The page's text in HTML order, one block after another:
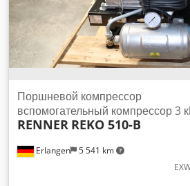
Erlangen 5 541 km
Поршневой компрессор
вспомогательный компрессор 3
RENNER REKO 510-B